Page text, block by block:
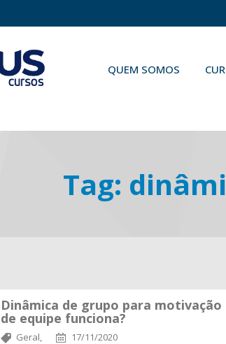
QUEM SOMOS
Tag:
Dinâmica de grupo para motivação
de equipe funciona?
Geral,
17/11/2020